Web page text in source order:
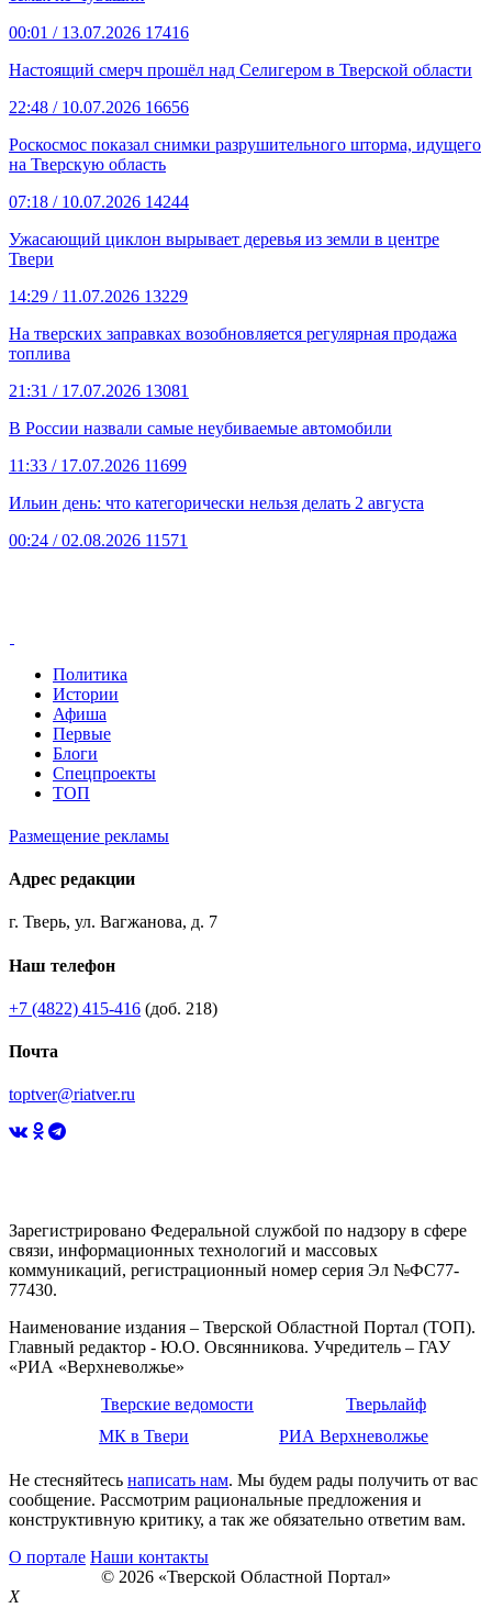
00:01 / 13.07.2026 17416
Настоящий смерч прошёл над Селигером в Тверской области
22:48 / 10.07.2026 16656
Роскосмос показал снимки разрушительного шторма, идущего
на Тверскую область
07:18 / 10.07.2026 14244
Ужасающий циклон вырывает деревья из земли в центре
Твери
14:29 / 11.07.2026 13229
На тверских заправках возобновляется регулярная продажа
топлива
21:31 / 17.07.2026 13081
В России назвали самые неубиваемые автомобили
11:33 / 17.07.2026 11699
Ильин день: что категорически нельзя делать 2 августа
00:24 / 02.08.2026 11571
Политика
Истории
Афиша
Первые
Блоги
Спецпроекты
ТОП
Размещение рекламы
Адрес редакции
г. Тверь, ул. Вагжанова, д. 7
Наш телефон
+7 (4822) 415-416 (доб. 218)
Почта
toptver@riatver.ru
Зарегистрировано Федеральной службой по надзору в сфере
связи, информационных технологий и массовых
коммуникаций, регистрационный номер серия Эл №ФС77-
77430.
Наименование издания – Тверской Областной Портал (ТОП).
Главный редактор - Ю.О. Овсянникова. Учредитель – ГАУ
«РИА «Верхневолжье»
Тверские ведомости
Тверьлайф
МК в Твери
РИА Верхневолжье
Не стесняйтесь написать нам. Мы будем рады получить от вас
сообщение. Рассмотрим рациональные предложения и
конструктивную критику, а так же обязательно ответим вам.
О портале Наши контакты
© 2026 «Тверской Областной Портал»
X